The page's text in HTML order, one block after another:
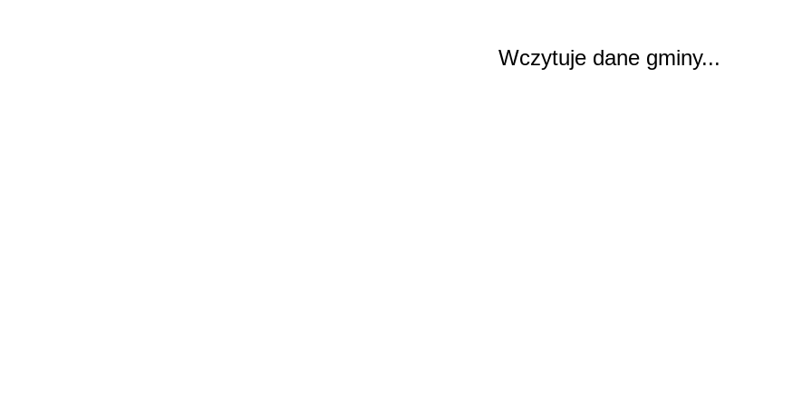
Wczytuje dane gminy...